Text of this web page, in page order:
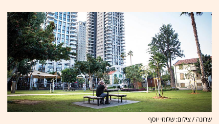
שרונה / צילום: שלומי יוסף